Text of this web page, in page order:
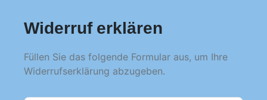
Widerruf erklären
Füllen Sie das folgende Formular aus, um Ihre
Widerrufserklärung abzugeben.